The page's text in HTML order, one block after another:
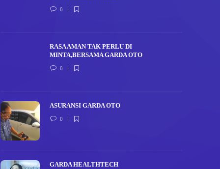
0
RASA AMAN TAK PERLU DI
MINTA,BERSAMA GARDA OTO
0
ASURANSI GARDA OTO
0
GARDA HEALTHTECH